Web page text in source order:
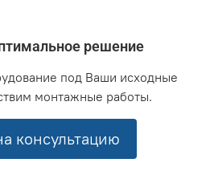
решение
под Ваши исходные
монтажные работы.
консультацию